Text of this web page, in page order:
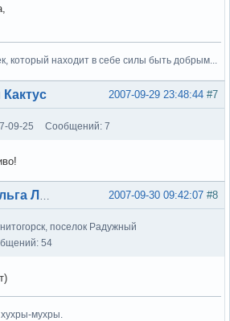
который находит в себе силы быть добрым...
#7
2007-09-29 23:48:44
09-25 Сообщений: 7
#8
2007-09-30 09:42:07
поселок Радужный
54
мухры.